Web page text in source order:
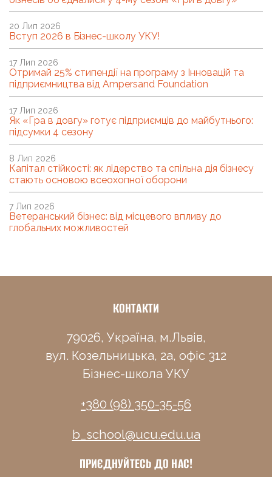
Вступ 2026 в Бізнес-школу УКУ!
20 Лип 2026
Отримай 25% стипендії на програму з Інновацій та
підприємництва від Ampersand Foundation
17 Лип 2026
Як «Гра в довгу» готує підприємців до майбутнього:
підсумки 4 сезону
17 Лип 2026
Капітал стійкості: як лідерство та спільна дія бізнесу
стають основою всеохопної оборони
8 Лип 2026
Ветеранський бізнес: від місцевого впливу до
глобальних можливостей
7 Лип 2026
КОНТАКТИ
79026, Україна, м.Львів,
вул. Козельницька, 2а, офіс 312
Бізнес-школа УКУ
+380 (98) 350-35-56
b_school@ucu.edu.ua
ПРИЄДНУЙТЕСЬ ДО НАС!